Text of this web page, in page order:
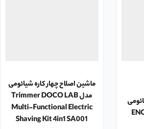
ماشین اصلاح چهار کاره شیائومی
مدل Trimmer DOCO LAB
Multi-Functional Electric
Shaving Kit 4in1 SA001